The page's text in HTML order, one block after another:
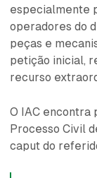
especialmente
operadores do
peças e
petição inicial,
recurso
O IAC encontra
Processo Civil
caput do